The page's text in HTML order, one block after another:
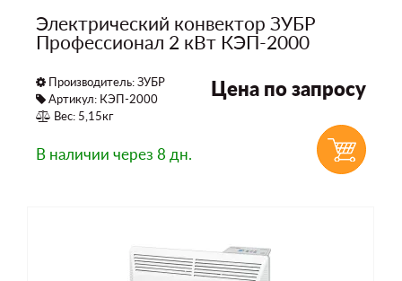
Электрический конвектор ЗУБР
Профессионал 2 кВт КЭП-2000
Производитель:ЗУБР
Артикул: КЭП-2000
Вес: 5,15кг
Цена по запросу
В наличии через 8 дн.